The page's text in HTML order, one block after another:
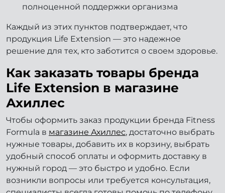
полноценной поддержки организма
Каждый из этих пунктов подтверждает, что
продукция Life Extension — это надежное
решение для тех, кто заботится о своем здоровье.
Как заказать товары бренда
Life Extension в магазине
Ахиллес
Чтобы оформить заказ продукции бренда Fitness
Formula в магазине Ахиллес, достаточно выбрать
нужные товары, добавить их в корзину, выбрать
удобный способ оплаты и оформить доставку в
нужный город — это быстро и удобно. Если
возникли вопросы или требуется консультация,